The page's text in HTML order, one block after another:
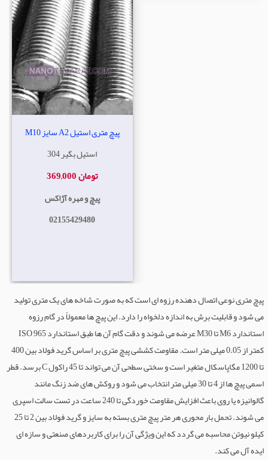
پیچ متری استیل A2 سایز M10
استیل بگیر 304
369,000 تومان
پیچ و مهره آژاکس
02155429480
پیچ متری نوعی اتصال دهنده رزوه ای است که به صورت شاخه های یک متری تولید
می شود و قابلیت برش به اندازه دلخواه را دارد. این پیچ ها معمولاً در گام رزوه
استاندارد M6 تا M30 عرضه می شوند و دقت گام آن ها طبق استاندارد ISO 965
کمتر از 0.05 میلی متر است. مقاومت کششی پیچ متری بر اساس گرید فولاد بین 400
تا 1200 مگاپاسکال متغیر است و سختی سطحی آن می تواند تا 45 راکول C برسد. قطر
اسمی پیچ ها از 4 تا 30 میلی متر انتخاب می شود و روکش های ضد زنگ مانند
گالوانیزه یا روی باعث افزایش مقاومت خوردگی تا 240 ساعت در تست سالت اسپری
می شوند. تحمل بار محوری هر متر پیچ متری بسته به سایز و گرید فولاد بین 2 تا 25
کیلو نیوتن محاسبه می گردد که این ویژگی آن را برای کاربردهای صنعتی و سازه ای
ایده آل می کند.